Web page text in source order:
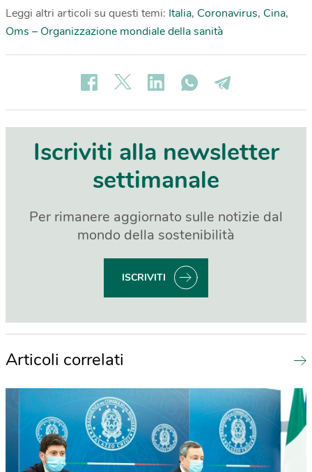
Leggi altri articoli su questi temi: Italia, Coronavirus, Cina,
Oms – Organizzazione mondiale della sanità
Iscriviti alla newsletter
settimanale
Per rimanere aggiornato sulle notizie dal
mondo della sostenibilità
ISCRIVITI
Articoli correlati